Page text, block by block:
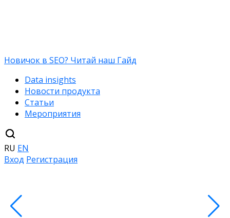
Новичок в SEO? Читай наш Гайд
Data insights
Новости продукта
Статьи
Мероприятия
RU EN
Вход Регистрация